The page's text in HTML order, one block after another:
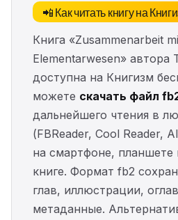
📲 Как читать книгу на
Книга «Zusammenarbeit
Elementarwesen» автора
доступна на Книгизм
можете скачать файл
дальнейшего чтения в
(FBReader, Cool Reader,
на смартфоне, планшете
книге. Формат fb2
глав, иллюстрации,
метаданные.